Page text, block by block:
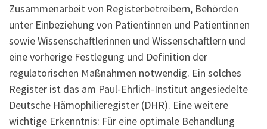
Zusammenarbeit von Registerbetreibern, Behörden
unter Einbeziehung von Patientinnen und Patientinnen
sowie Wissenschaftlerinnen und Wissenschaftlern und
eine vorherige Festlegung und Definition der
regulatorischen Maßnahmen notwendig. Ein solches
Register ist das am Paul-Ehrlich-Institut angesiedelte
Deutsche Hämophilieregister (DHR). Eine weitere
wichtige Erkenntnis: Für eine optimale Behandlung